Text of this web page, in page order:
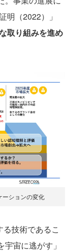
明（2022）」
取り組みを進め
ーションの変化
技術であるこ
宙に逃がす」